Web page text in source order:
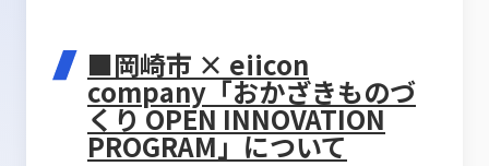
■岡崎市 × eiicon
company「おかざきものづ
くり OPEN INNOVATION
PROGRAM」について